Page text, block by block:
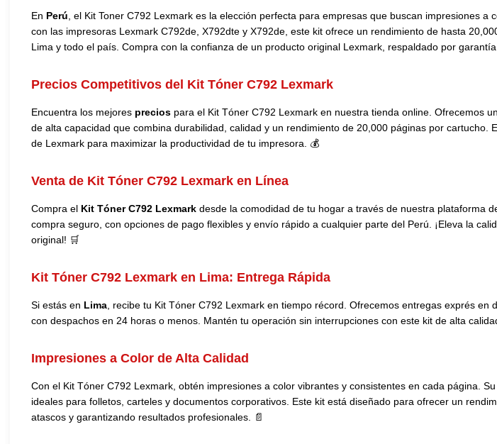
En Perú , el Kit Toner C792 Lexmark es la elección perfecta para empresas que buscan impresiones a
con las impresoras Lexmark C792de, X792dte y X792de, este kit ofrece un rendimiento de hasta
Lima y todo el país. Compra con la confianza de un producto original Lexmark, respaldado por
Precios Competitivos del Kit Tóner C792 Lexmark
Encuentra los mejores precios para el Kit Tóner C792 Lexmark en nuestra tienda online. Ofrecemos
de alta capacidad que combina durabilidad, calidad y un rendimiento de 20,000 páginas por cartucho.
de Lexmark para maximizar la productividad de tu impresora. 💰
Venta de Kit Tóner C792 Lexmark en Línea
Compra el Kit Tóner C792 Lexmark desde la comodidad de tu hogar a través de nuestra plataforma
compra seguro, con opciones de pago flexibles y envío rápido a cualquier parte del Perú. ¡Eleva la
original! 🛒
Kit Tóner C792 Lexmark en Lima: Entrega Rápida
Si estás en Lima , recibe tu Kit Tóner C792 Lexmark en tiempo récord. Ofrecemos entregas exprés en
con despachos en 24 horas o menos. Mantén tu operación sin interrupciones con este kit de alta
Impresiones a Color de Alta Calidad
Con el Kit Tóner C792 Lexmark, obtén impresiones a color vibrantes y consistentes en cada página.
ideales para folletos, carteles y documentos corporativos. Este kit está diseñado para ofrecer un
atascos y garantizando resultados profesionales. 📄